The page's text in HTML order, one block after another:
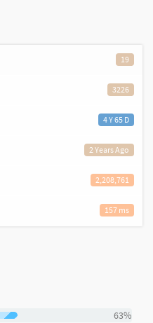
19
3226
4 Y 65 D
2 Years Ago
2,208,761
157 ms
63%